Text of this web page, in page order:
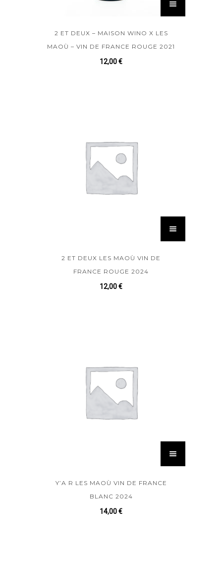
2 ET DEUX – MAISON WINO X LES
MAOÙ – VIN DE FRANCE ROUGE 2021
12,00€
2 ET DEUX LES MAOÙ VIN DE
FRANCE ROUGE 2024
12,00€
Y’A R LES MAOÙ VIN DE FRANCE
BLANC 2024
14,00€